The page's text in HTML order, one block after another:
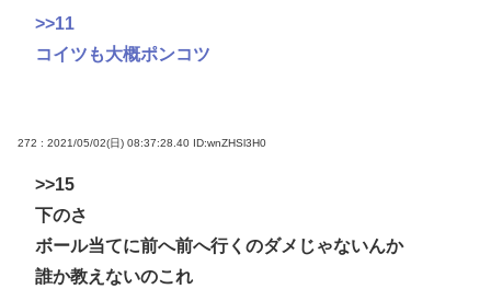
>>11
コイツも大概ポンコツ
272 : 2021/05/02(日) 08:37:28.40 ID:wnZHSl3H0
>>15
下のさ
ボール当てに前へ前へ行くのダメじゃないんか
誰か教えないのこれ